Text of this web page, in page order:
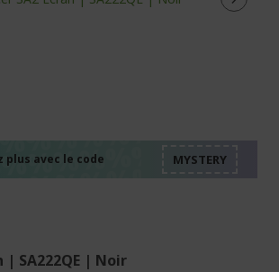
plus avec le code
| SA222QE | Noir